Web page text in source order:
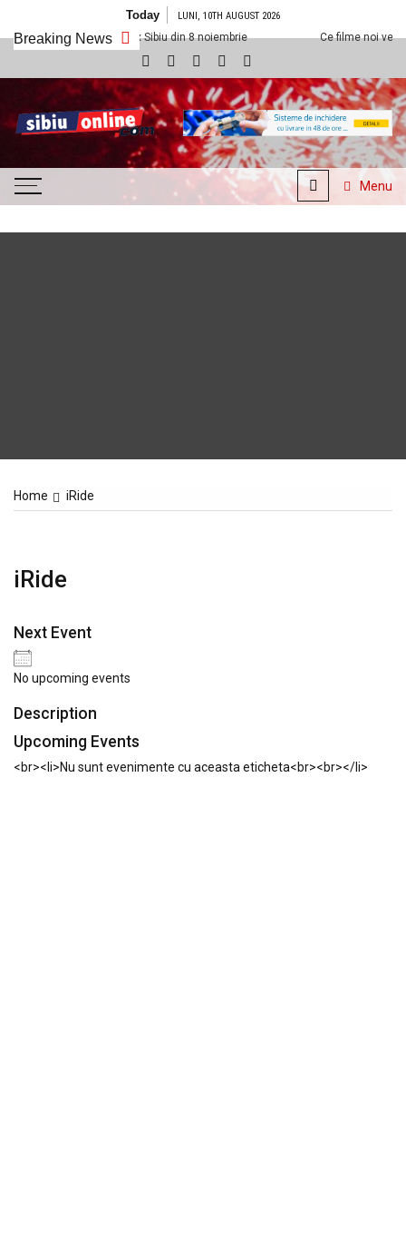
Today LUNI, 10TH AUGUST 2026
Breaking News
la Cineplexx Sibiu din 8 noiembrie Ce filme noi vedem la
SibiuOnline.com
… locatii si evenimente din
Sibiu!!!
Menu
Home iRide
iRide
Next Event
No upcoming events
Description
Upcoming Events
<br><li>Nu sunt evenimente cu aceasta eticheta<br><br></li>